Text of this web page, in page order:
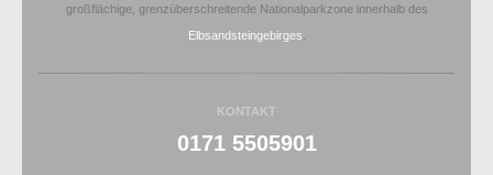
großflächige, grenzüberschreitende Nationalparkzone innerhalb des
Elbsandsteingebirges
KONTAKT
0171 5505901